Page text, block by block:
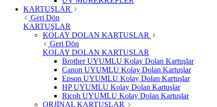
KARTUŞLAR
Geri Dön
KARTUŞLAR
KOLAY DOLAN KARTUŞLAR
Geri Dön
KOLAY DOLAN KARTUŞLAR
Brother UYUMLU Kolay Dolan Kartuşlar
Canon UYUMLU Kolay Dolan Kartuşlar
Epson UYUMLU Kolay Dolan Kartuşlar
HP UYUMLU Kolay Dolan Kartuşlar
Ricoh UYUMLU Kolay Dolan Kartuşlar
ORJİNAL KARTUŞLAR